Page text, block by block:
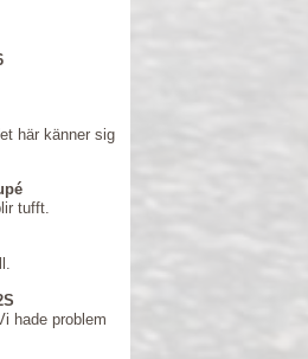
här känner sig
tufft.
hade problem